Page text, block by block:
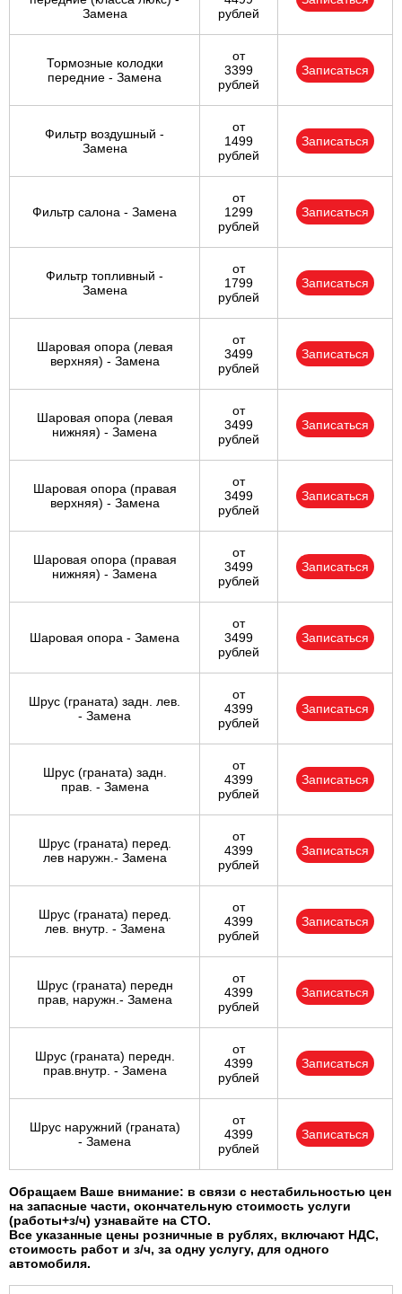
Замена
рублей
Тормозные колодки
передние - Замена
от
3399
рублей
Записаться
Фильтр воздушный -
Замена
от
1499
рублей
Записаться
Фильтр салона - Замена
от
1299
рублей
Записаться
Фильтр топливный -
Замена
от
1799
рублей
Записаться
Шаровая опора (левая
верхняя) - Замена
от
3499
рублей
Записаться
Шаровая опора (левая
нижняя) - Замена
от
3499
рублей
Записаться
Шаровая опора (правая
верхняя) - Замена
от
3499
рублей
Записаться
Шаровая опора (правая
нижняя) - Замена
от
3499
рублей
Записаться
Шаровая опора - Замена
от
3499
рублей
Записаться
Шрус (граната) задн. лев.
- Замена
от
4399
рублей
Записаться
Шрус (граната) задн.
прав. - Замена
от
4399
рублей
Записаться
Шрус (граната) перед.
лев наружн.- Замена
от
4399
рублей
Записаться
Шрус (граната) перед.
лев. внутр. - Замена
от
4399
рублей
Записаться
Шрус (граната) передн
прав, наружн.- Замена
от
4399
рублей
Записаться
Шрус (граната) передн.
прав.внутр. - Замена
от
4399
рублей
Записаться
Шрус наружний (граната)
- Замена
от
4399
рублей
Записаться
Обращаем Ваше внимание: в связи с нестабильностью цен
на запасные части, окончательную стоимость услуги
(работы+з/ч) узнавайте на СТО.
Все указанные цены розничные в рублях, включают НДС,
стоимость работ и з/ч, за одну услугу, для одного
автомобиля.